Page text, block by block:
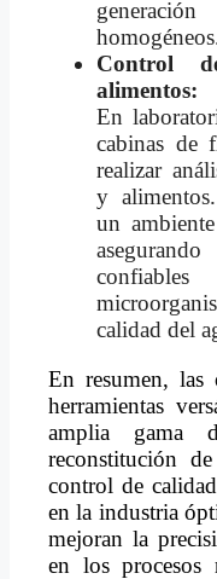
Control
alimentos:
En
cabinas de
realizar
y
un
calidad del
En resumen,
herramientas
amplia gama
reconstitución
control de
en la industria
mejoran la
en los procesos